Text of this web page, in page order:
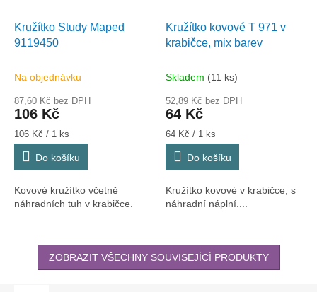
Kružítko Study Maped
9119450
Na objednávku
87,60 Kč bez DPH
106 Kč
Měrná
cena:
106 Kč / 1 ks
Do košíku
Kovové kružítko včetně
náhradních tuh v krabičce.
Kružítko kovové T 971 v
krabičce, mix barev
Skladem (11 ks)
52,89 Kč bez DPH
64 Kč
Měrná
cena:
64 Kč / 1 ks
Do košíku
Kružítko kovové v krabičce, s
náhradní náplní....
ZOBRAZIT VŠECHNY SOUVISEJÍCÍ PRODUKTY